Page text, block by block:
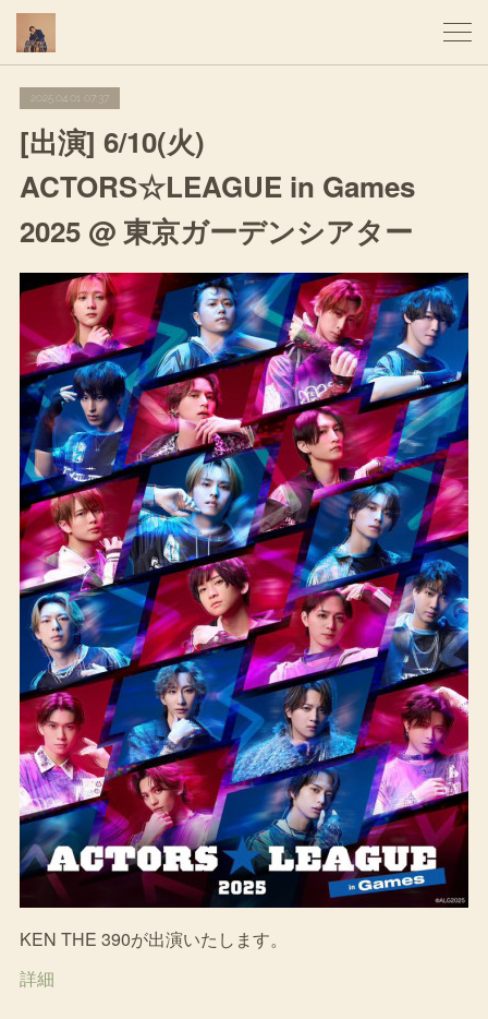
2025.04.01 07:37
[出演] 6/10(火)
ACTORS☆LEAGUE in Games
2025 @ 東京ガーデンシアター
KEN THE 390が出演いたします。
詳細